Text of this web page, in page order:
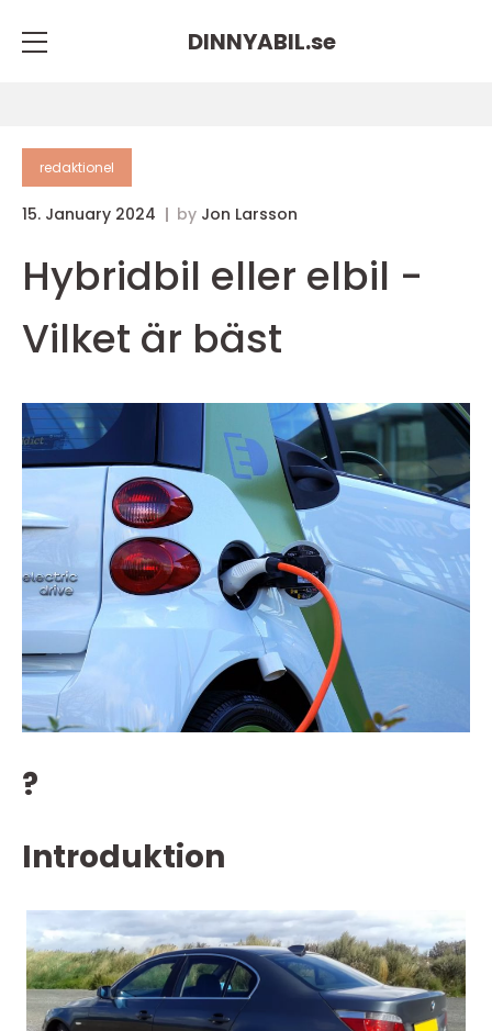
DINNYABIL.se
redaktionel
15. January 2024 by Jon Larsson
Hybridbil eller elbil -
Vilket är bäst
?
Introduktion